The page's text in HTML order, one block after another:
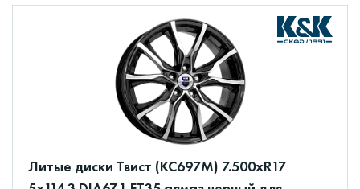
Литые диски Твист (КС697М) 7.500xR17